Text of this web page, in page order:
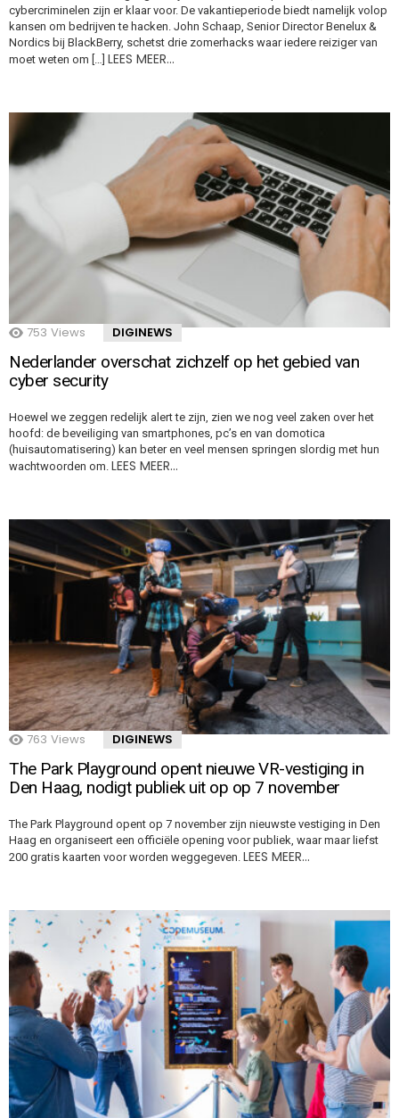
cybercriminelen zijn er klaar voor. De vakantieperiode biedt namelijk volop
kansen om bedrijven te hacken. John Schaap, Senior Director Benelux &
Nordics bij BlackBerry, schetst drie zomerhacks waar iedere reiziger van
moet weten om […] LEES MEER…
753 Views DIGINEWS
Nederlander overschat zichzelf op het gebied van
cyber security
Hoewel we zeggen redelijk alert te zijn, zien we nog veel zaken over het
hoofd: de beveiliging van smartphones, pc’s en van domotica
(huisautomatisering) kan beter en veel mensen springen slordig met hun
wachtwoorden om. LEES MEER…
763 Views DIGINEWS
The Park Playground opent nieuwe VR-vestiging in
Den Haag, nodigt publiek uit op op 7 november
The Park Playground opent op 7 november zijn nieuwste vestiging in Den
Haag en organiseert een officiële opening voor publiek, waar maar liefst
200 gratis kaarten voor worden weggegeven. LEES MEER…